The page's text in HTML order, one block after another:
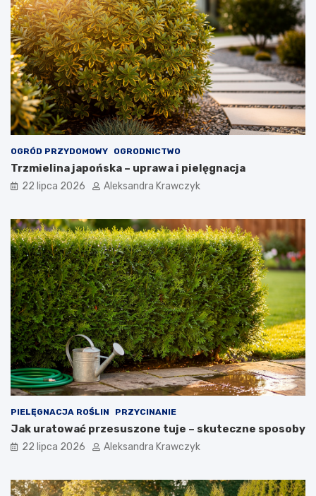
OGRÓD PRZYDOMOWY OGRODNICTWO
Trzmielina japońska – uprawa i pielęgnacja
22 lipca 2026 Aleksandra Krawczyk
PIELĘGNACJA ROŚLIN PRZYCINANIE
Jak uratować przesuszone tuje – skuteczne sposoby
22 lipca 2026 Aleksandra Krawczyk